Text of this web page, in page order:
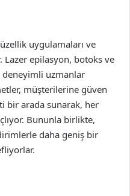
uygulamaları ve
Lazer epilasyon, botoks ve
uzmanlar
müşterilerine güven
bir arada sunarak, her
Bununla birlikte,
daha geniş bir